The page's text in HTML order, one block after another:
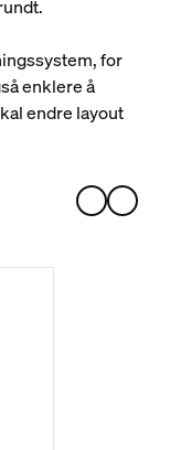
for
enklere å
endre layout